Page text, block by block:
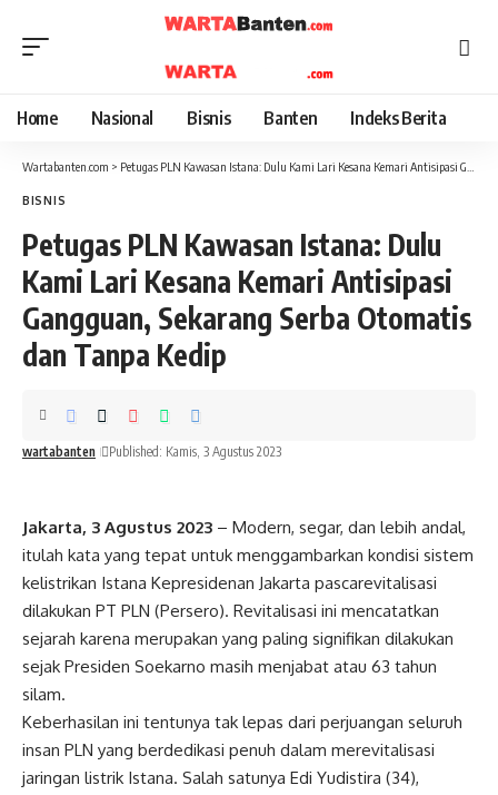
Home Nasional Bisnis Banten Indeks Berita
Wartabanten.com > Petugas PLN Kawasan Istana: Dulu Kami Lari Kesana Kemari Antisipasi Gangguan, Sekarang Serba Otomatis dan Tanpa Kedip
BISNIS
Petugas PLN Kawasan Istana: Dulu
Kami Lari Kesana Kemari Antisipasi
Gangguan, Sekarang Serba Otomatis
dan Tanpa Kedip
wartabanten Published: Kamis, 3 Agustus 2023
Jakarta, 3 Agustus 2023 – Modern, segar, dan lebih andal,
itulah kata yang tepat untuk menggambarkan kondisi sistem
kelistrikan Istana Kepresidenan Jakarta pascarevitalisasi
dilakukan PT PLN (Persero). Revitalisasi ini mencatatkan
sejarah karena merupakan yang paling signifikan dilakukan
sejak Presiden Soekarno masih menjabat atau 63 tahun
silam.
Keberhasilan ini tentunya tak lepas dari perjuangan seluruh
insan PLN yang berdedikasi penuh dalam merevitalisasi
jaringan listrik Istana. Salah satunya Edi Yudistira (34),